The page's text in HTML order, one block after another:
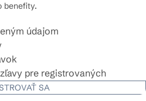
benefity.
údajom
pre registrovaných
SA